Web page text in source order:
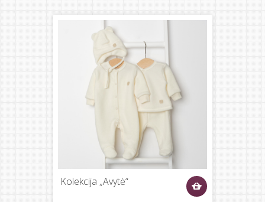
Kolekcija „Avytė“